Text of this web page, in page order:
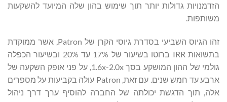
הזדמנויות גדולות יותר תוך שימוש בהון שלה המיועד להשקעות
משותפות.
זהו הגיוס השביעי בסדרת גיוסי הקרן של Patron, אשר ממוקדת
בתשואות IRR ברוטו בשיעור של 17% עד 20% ובשיעור הכפלה
גולמי של ההון המושקע בסך 1.6x-2.0x, על פני אופק השקעה של
ארבע עד חמש שנים. עם זאת, Patron עולה בקביעות על מספרים
אלה, תוך הדגשת יכולתה של החברה להוסיף ערך דרך ניהול